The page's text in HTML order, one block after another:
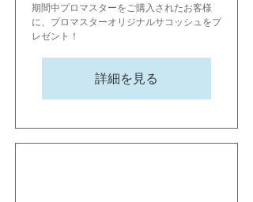
期間中プロマスターをご購入されたお客様
に、プロマスターオリジナルサコッシュをプ
レゼント！
詳細を見る